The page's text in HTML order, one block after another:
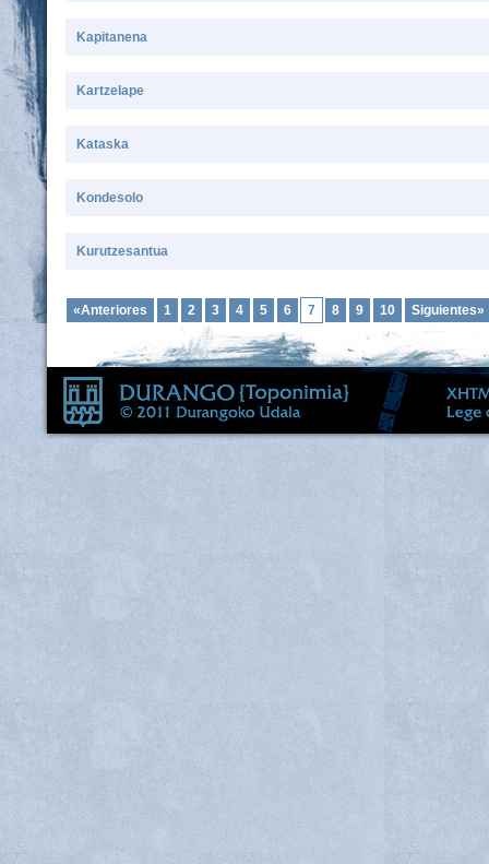
Kapitanena
Kartzelape
Kataska
Kondesolo
Kurutzesantua
«Anteriores 1 2 3 4 5 6 7 8 9 10 Siguientes»